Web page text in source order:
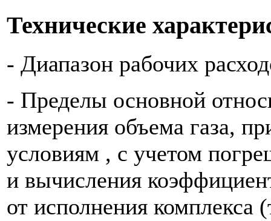
Технические
- Диапазон рабочих
- Пределы основной
измерения объема газа,
условиям , с учетом
и вычисления
от исполнения комплекса